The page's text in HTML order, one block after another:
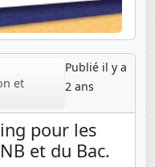
et
Publié il y a
2 ans
pour les
et du Bac.